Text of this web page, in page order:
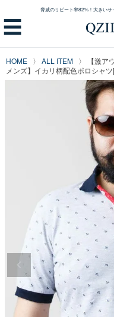
脅威のリピート率82%！大きい
☰
HOME ALL ITEM
【激ア
メンズ】イカリ柄配色ポロシャ